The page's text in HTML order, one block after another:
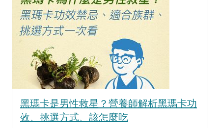
黑瑪卡是男性救星？營養師解析黑瑪卡功
效、挑選方式、該怎麼吃